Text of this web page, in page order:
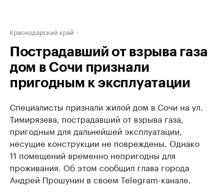
Краснодарский край
Пострадавший от взрыва газа
дом в Сочи признали
пригодным к эксплуатации
Специалисты признали жилой дом в Сочи на ул.
Тимирязева, пострадавший от взрыва газа,
пригодным для дальнейшей эксплуатации,
несущие конструкции не повреждены. Однако
11 помещений временно непригодны для
проживания. Об этом сообщил глава города
Андрей Прошунин в своем Telegram-канале.